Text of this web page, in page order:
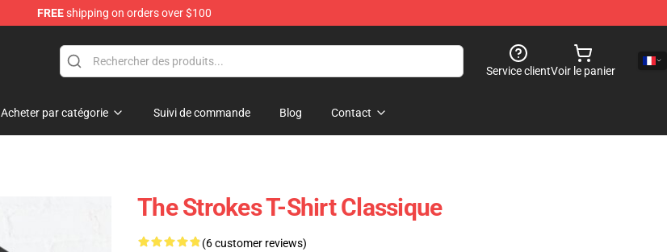
FREEshipping on orders over $100
Service clientVoir le panier
Acheter par catégorie Suivi de commande Blog Contact
The Strokes T-Shirt Classique
(6 customer reviews)